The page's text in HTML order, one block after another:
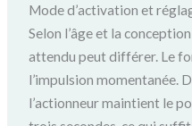
Mode d’activation et
Selon l’âge et la
attendu peut différer. Le
l’impulsion momentanée.
l’actionneur maintient le